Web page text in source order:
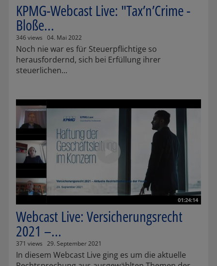
KPMG-Webcast Live: "Tax’n’Crime -
Bloße...
346 views 04. Mai 2022
Noch nie war es für Steuerpflichtige so
herausfordernd, sich bei Erfüllung ihrer
steuerlichen...
01:24:14
Webcast Live: Versicherungsrecht
2021 –...
371 views 29. September 2021
In diesem Webcast Live ging es um die aktuelle